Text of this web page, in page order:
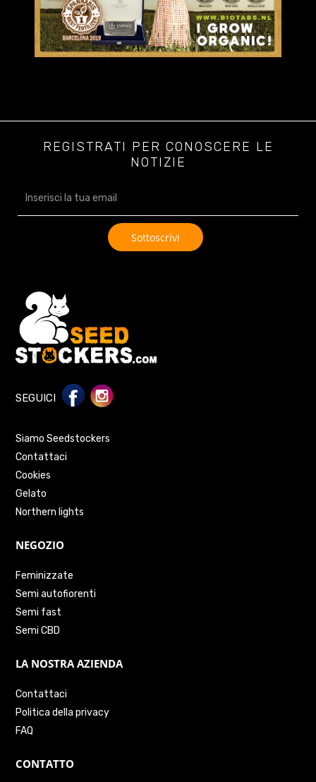
REGISTRATI PER CONOSCERE LE
NOTIZIE
SEGUICI
Siamo Seedstockers
Contattaci
Cookies
Gelato
Northern lights
NEGOZIO
Feminizzate
Semi autofiorenti
Semi fast
Semi CBD
LA NOSTRA AZIENDA
Contattaci
Politica della privacy
FAQ
CONTATTO